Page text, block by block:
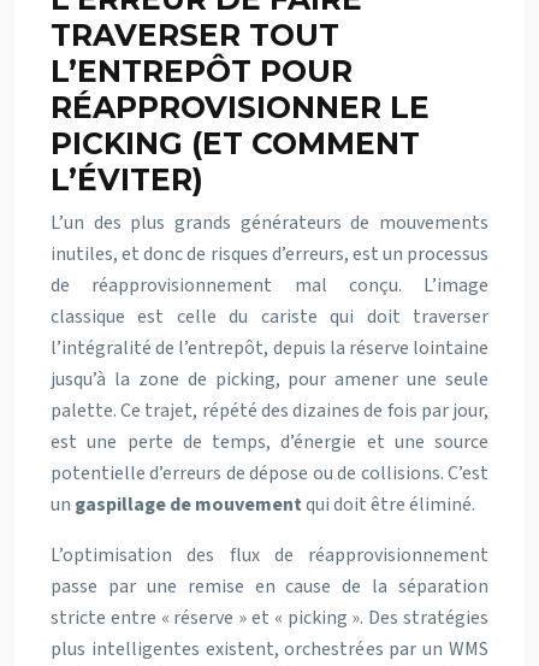
TRAVERSER TOUT
L’ENTREPÔT POUR
RÉAPPROVISIONNER LE
PICKING (ET COMMENT
L’ÉVITER)
L’un des plus grands générateurs de mouvements
inutiles, et donc de risques d’erreurs, est un processus
de réapprovisionnement mal conçu. L’image
classique est celle du cariste qui doit traverser
l’intégralité de l’entrepôt, depuis la réserve lointaine
jusqu’à la zone de picking, pour amener une seule
palette. Ce trajet, répété des dizaines de fois par jour,
est une perte de temps, d’énergie et une source
potentielle d’erreurs de dépose ou de collisions. C’est
un gaspillage de mouvementqui doit être éliminé.
L’optimisation des flux de réapprovisionnement
passe par une remise en cause de la séparation
stricte entre « réserve » et « picking ». Des stratégies
plus intelligentes existent, orchestrées par un WMS